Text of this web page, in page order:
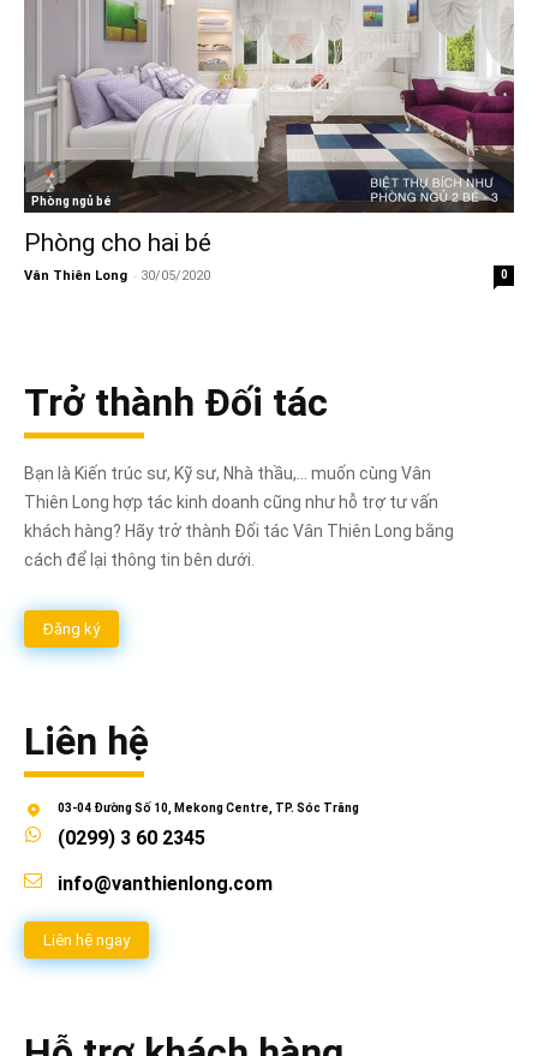
Phòng ngủ bé
Phòng cho hai bé
Vân Thiên Long - 30/05/2020 0
Trở thành Đối tác
Bạn là Kiến trúc sư, Kỹ sư, Nhà thầu,... muốn cùng Vân
Thiên Long hợp tác kinh doanh cũng như hỗ trợ tư vấn
khách hàng? Hãy trở thành Đối tác Vân Thiên Long bằng
cách để lại thông tin bên dưới.
Đăng ký
Liên hệ
03-04 Đường Số 10, Mekong Centre, TP. Sóc Trăng
(0299) 3 60 2345
info@vanthienlong.com
Liên hệ ngay